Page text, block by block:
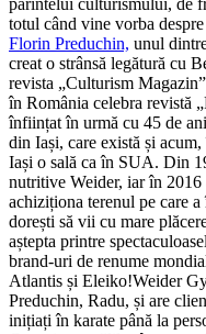
totul când vine vorba
Florin Preduchin, unul
creat o strânsă legătură cu
revista „Culturism
în România celebra revistă
înființat în urmă cu 45 de
din Iași, care există și
Iași o sală ca în SUA. Din
nutritive Weider, iar în 2016
achiziționa terenul pe care a
dorești să vii cu mare
aștepta printre
brand-uri de renume
Atlantis și Eleiko!Weider
Preduchin, Radu, și are
inițiați în karate până la